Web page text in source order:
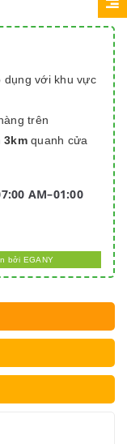
với khu vực
trên
3kmquanh cửa
AM–01:00
bởi EGANY